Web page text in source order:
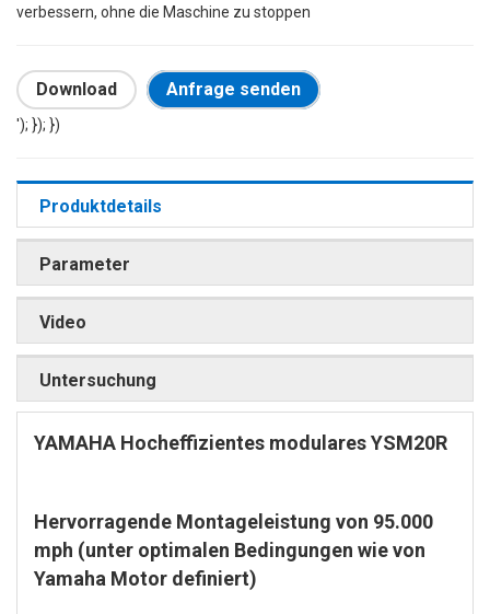
verbessern, ohne die Maschine zu stoppen
Download Anfrage senden
'); }); })
Produktdetails
Parameter
Video
Untersuchung
YAMAHA Hocheffizientes modulares YSM20R
Hervorragende Montageleistung von 95.000
mph (unter optimalen Bedingungen wie von
Yamaha Motor definiert)